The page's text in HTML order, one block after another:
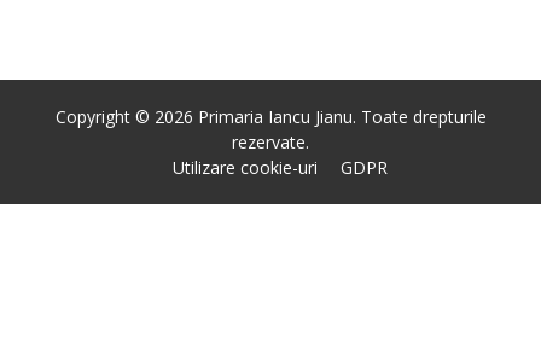
Copyright © 2026 Primaria Iancu Jianu. Toate drepturile
rezervate.
Utilizare cookie-uri
GDPR